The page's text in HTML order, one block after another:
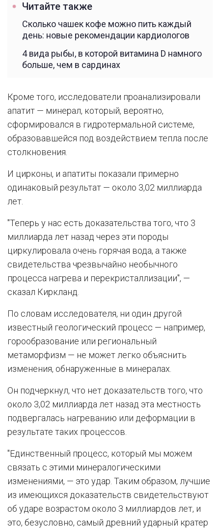
Читайте также
Сколько чашек кофе можно пить каждый
день: новые рекомендации кардиологов
4 вида рыбы, в которой витамина D намного
больше, чем в сардинах
Кроме того, исследователи проанализировали
апатит — минерал, который, вероятно,
сформировался в гидротермальной системе,
образовавшейся под воздействием тепла после
столкновения.
И цирконы, и апатиты показали примерно
одинаковый результат — около 3,02 миллиарда
лет.
"Теперь у нас есть доказательства того, что 3
миллиарда лет назад через эти породы
циркулировала очень горячая вода, а также
свидетельства чрезвычайно необычного
процесса нагрева и перекристаллизации", —
сказал Киркланд.
По словам исследователя, ни один другой
известный геологический процесс — например,
горообразование или региональный
метаморфизм — не может легко объяснить
изменения, обнаруженные в минералах.
Он подчеркнул, что нет доказательств того, что
около 3,02 миллиарда лет назад эта местность
подвергалась нагреванию или деформации в
результате таких процессов.
"Единственный процесс, который мы можем
связать с этими минералогическими
изменениями, — это удар. Таким образом, лучшие
из имеющихся доказательств свидетельствуют
об ударе возрастом около 3 миллиардов лет, и
это, безусловно, самый древний ударный кратер